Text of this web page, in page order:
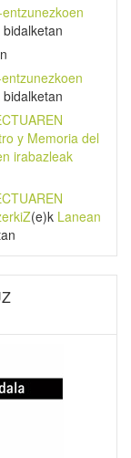
bidalketan
bidalketan
y Memoria del
irabazleak
(e)k Lanean